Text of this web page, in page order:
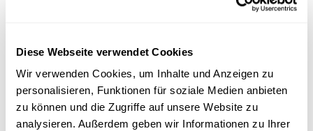
Diese Webseite verwendet Cookies
Wir verwenden Cookies, um Inhalte und Anzeigen zu
personalisieren, Funktionen für soziale Medien anbieten
zu können und die Zugriffe auf unsere Website zu
analysieren. Außerdem geben wir Informationen zu Ihrer
als ersten Entwicklungsschritt: „Wir sind
neuen Technologien, neuen Fähigkeiten
und neuen Kooperationen
weiterentwickeln wird.“ Interessierte, die
daran mitarbeiten möchten, lädt er zur
Kontaktaufnahme ein. „Wir fangen gerade